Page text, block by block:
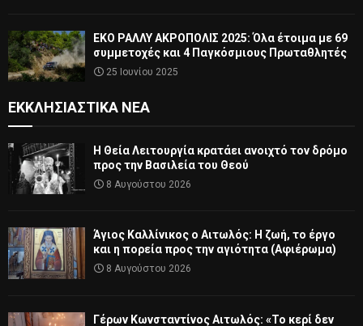
ΕΚΟ ΡΑΛΛΥ ΑΚΡΟΠΟΛΙΣ 2025: Όλα έτοιμα με 69
συμμετοχές και 4 Παγκόσμιους Πρωταθλητές
25 Ιουνίου 2025
ΕΚΚΛΗΣΙΑΣΤΙΚΆ ΝΈΑ
Η Θεία Λειτουργία κρατάει ανοιχτό τον δρόμο
προς την Βασιλεία του Θεού
8 Αυγούστου 2026
Άγιος Καλλίνικος ο Αιτωλός: Η ζωή, το έργο
και η πορεία προς την αγιότητα (Αφιέρωμα)
8 Αυγούστου 2026
Γέρων Κωνσταντίνος Αιτωλός: «Το κερί δεν